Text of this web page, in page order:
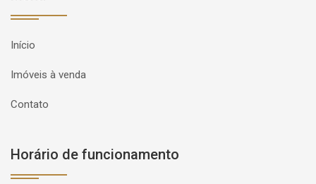
Início
Imóveis à venda
Contato
Horário de funcionamento